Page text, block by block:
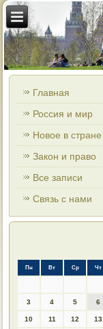
Главная
Россия и мир
Новое в стране
Закон и право
Все записи
Связь с нами
Пн Вт Ср Чт
3 4 5 6
10 11 12 13